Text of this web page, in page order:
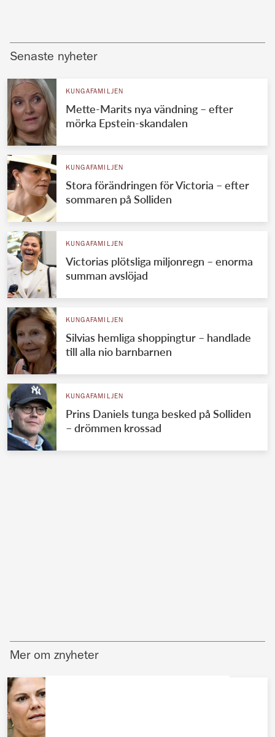
Senaste nyheter
KUNGAFAMILJEN
Mette-Marits nya vändning – efter
mörka Epstein-skandalen
KUNGAFAMILJEN
Stora förändringen för Victoria – efter
sommaren på Solliden
KUNGAFAMILJEN
Victorias plötsliga miljonregn – enorma
summan avslöjad
KUNGAFAMILJEN
Silvias hemliga shoppingtur – handlade
till alla nio barnbarnen
KUNGAFAMILJEN
Prins Daniels tunga besked på Solliden
– drömmen krossad
Mer om znyheter